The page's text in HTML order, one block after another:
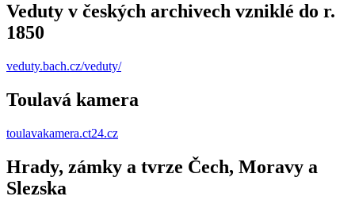
Veduty v českých archivech vzniklé do r.
1850
veduty.bach.cz/veduty/
Toulavá kamera
toulavakamera.ct24.cz
Hrady, zámky a tvrze Čech, Moravy a
Slezska